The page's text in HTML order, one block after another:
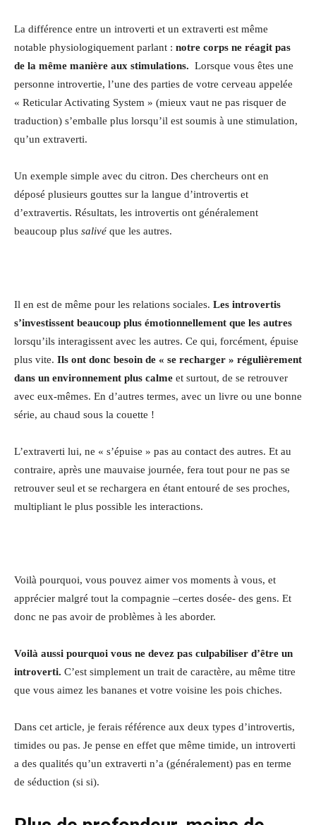
La différence entre un introverti et un extraverti est même
notable physiologiquement parlant : notre corps ne réagit pas
de la même manière aux stimulations. Lorsque vous êtes une
personne introvertie, l’une des parties de votre cerveau appelée
« Reticular Activating System » (mieux vaut ne pas risquer de
traduction) s’emballe plus lorsqu’il est soumis à une stimulation,
qu’un extraverti.
Un exemple simple avec du citron. Des chercheurs ont en
déposé plusieurs gouttes sur la langue d’introvertis et
d’extravertis. Résultats, les introvertis ont généralement
beaucoup plus salivé que les autres.
Il en est de même pour les relations sociales. Les introvertis
s’investissent beaucoup plus émotionnellement que les autres
lorsqu’ils interagissent avec les autres. Ce qui, forcément, épuise
plus vite. Ils ont donc besoin de « se recharger » régulièrement
dans un environnement plus calme et surtout, de se retrouver
avec eux-mêmes. En d’autres termes, avec un livre ou une bonne
série, au chaud sous la couette !
L’extraverti lui, ne « s’épuise » pas au contact des autres. Et au
contraire, après une mauvaise journée, fera tout pour ne pas se
retrouver seul et se rechargera en étant entouré de ses proches,
multipliant le plus possible les interactions.
Voilà pourquoi, vous pouvez aimer vos moments à vous, et
apprécier malgré tout la compagnie –certes dosée- des gens. Et
donc ne pas avoir de problèmes à les aborder.
Voilà aussi pourquoi vous ne devez pas culpabiliser d’être un
introverti. C’est simplement un trait de caractère, au même titre
que vous aimez les bananes et votre voisine les pois chiches.
Dans cet article, je ferais référence aux deux types d’introvertis,
timides ou pas. Je pense en effet que même timide, un introverti
a des qualités qu’un extraverti n’a (généralement) pas en terme
de séduction (si si).